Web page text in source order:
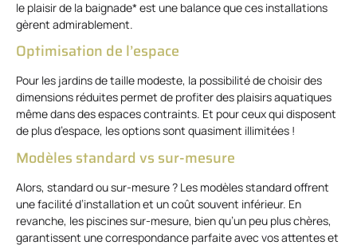
le plaisir de la baignade* est une balance que ces installations
gèrent admirablement.
Optimisation de l’espace
Pour les jardins de taille modeste, la possibilité de choisir des
dimensions réduites permet de profiter des plaisirs aquatiques
même dans des espaces contraints. Et pour ceux qui disposent
de plus d’espace, les options sont quasiment illimitées !
Modèles standard vs sur-mesure
Alors, standard ou sur-mesure ? Les modèles standard offrent
une facilité d’installation et un coût souvent inférieur. En
revanche, les piscines sur-mesure, bien qu’un peu plus chères,
garantissent une correspondance parfaite avec vos attentes et